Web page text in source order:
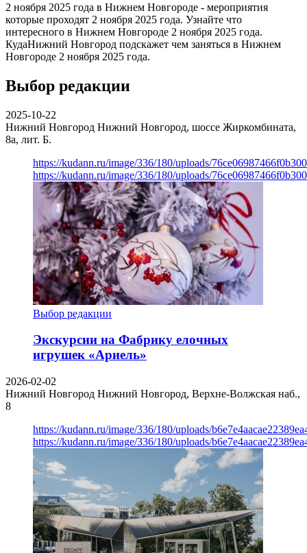
2 ноября 2025 года в Нижнем Новгороде - мероприятия
которые проходят 2 ноября 2025 года. Узнайте что
интересного в Нижнем Новгороде 2 ноября 2025 года.
КудаНижний Новгород подскажет чем заняться в Нижнем
Новгороде 2 ноября 2025 года.
Выбор редакции
2025-10-22
Нижний Новгород Нижний Новгород, шоссе Жиркомбината,
8а, лит. Б.
https://kudann.ru/image/336/180/uploads/
https://kudann.ru/image/336/180/uploads/
Выбор редакции
Экскурсии на Фабрику елочных
игрушек «Ариель»
2026-02-02
Нижний Новгород Нижний Новгород, Верхне-Волжская наб.,
8
https://kudann.ru/image/336/180/uploads/
https://kudann.ru/image/336/180/uploads/